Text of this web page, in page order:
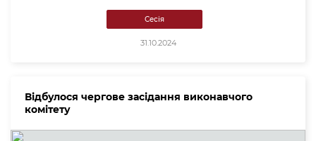
Сесія
31.10.2024
Відбулося чергове засідання виконавчого
комітету